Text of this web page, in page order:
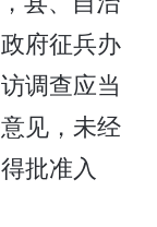
府征兵办
调查应当
见，未经
批准入